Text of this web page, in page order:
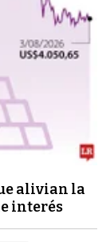
alivian la
interés